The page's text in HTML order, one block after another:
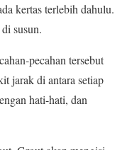
kertas terlebih dahulu.
susun.
pecahan tersebut
jarak di antara setiap
hati-hati, dan